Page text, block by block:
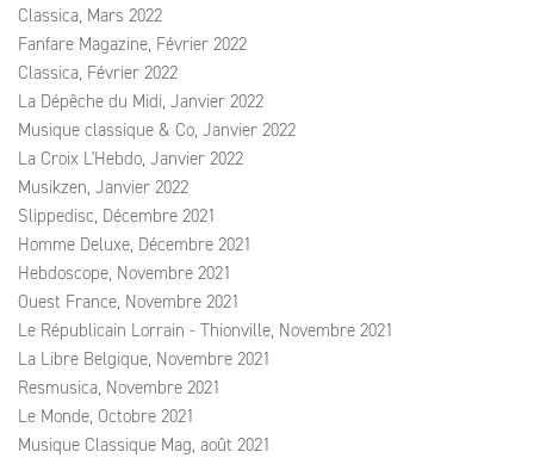
Classica, Mars 2022
Fanfare Magazine, Février 2022
Classica, Février 2022
La Dépêche du Midi, Janvier 2022
Musique classique & Co, Janvier 2022
La Croix L'Hebdo, Janvier 2022
Musikzen, Janvier 2022
Slippedisc, Décembre 2021
Homme Deluxe, Décembre 2021
Hebdoscope, Novembre 2021
Ouest France, Novembre 2021
Le Républicain Lorrain - Thionville, Novembre 2021
La Libre Belgique, Novembre 2021
Resmusica, Novembre 2021
Le Monde, Octobre 2021
Musique Classique Mag, août 2021